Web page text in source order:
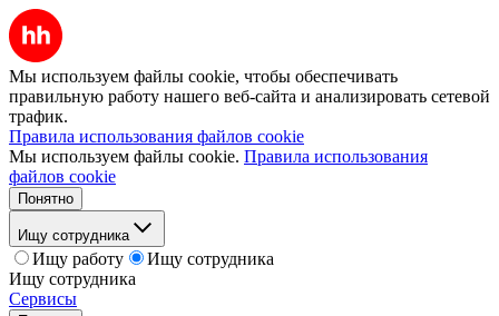
Мы используем файлы cookie, чтобы обеспечивать
правильную работу нашего веб-сайта и анализировать сетевой
трафик.
Правила использования файлов cookie
Мы используем файлы cookie. Правила использования
файлов cookie
Понятно
Ищу сотрудника
Ищу работу
Ищу сотрудника
Ищу сотрудника
Сервисы